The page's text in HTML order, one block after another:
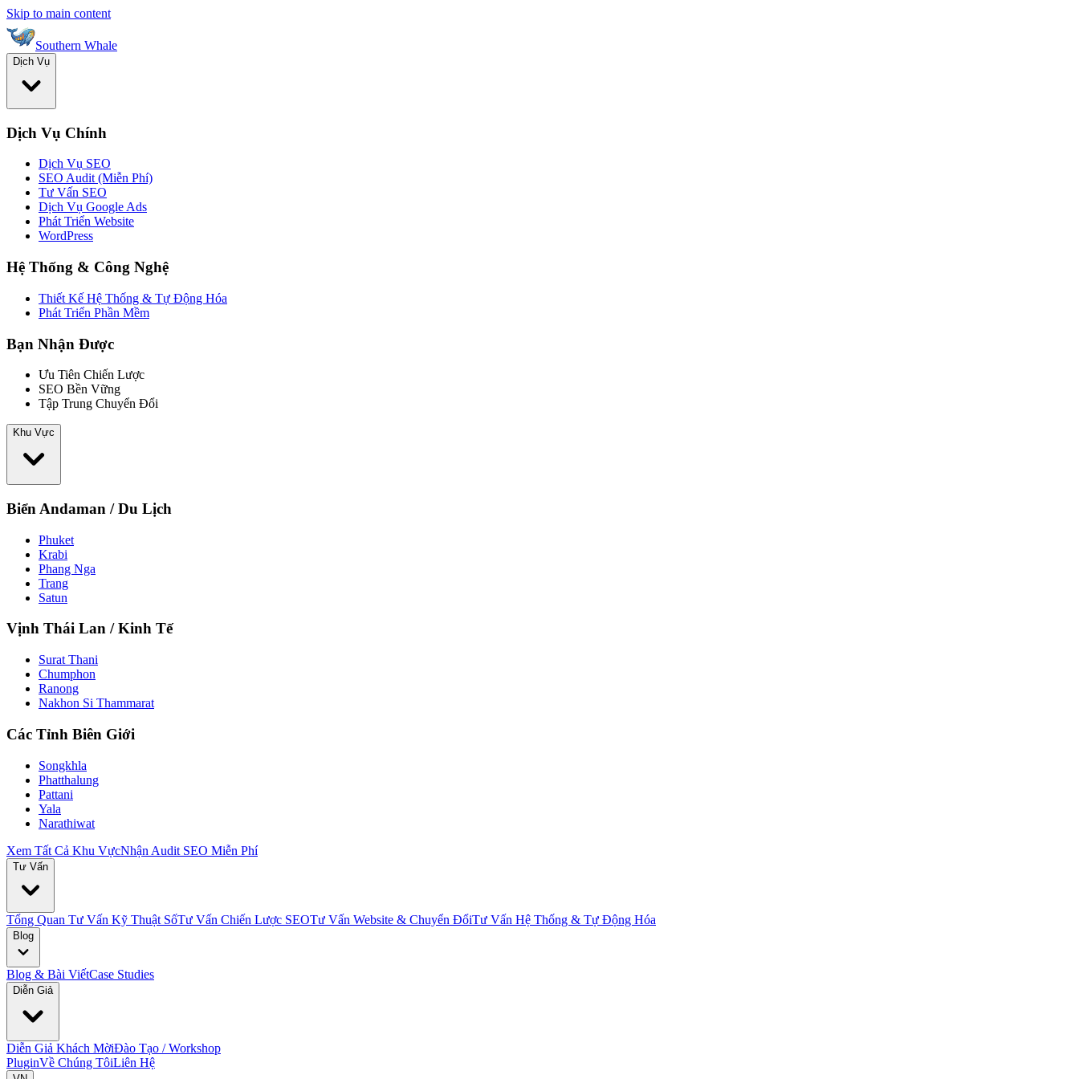
Skip to main content
Southern Whale
Dịch Vụ
Dịch Vụ Chính
Dịch Vụ SEO
SEO Audit (Miễn Phí)
Tư Vấn SEO
Dịch Vụ Google Ads
Phát Triển Website
WordPress
Hệ Thống & Công Nghệ
Thiết Kế Hệ Thống & Tự Động Hóa
Phát Triển Phần Mềm
Bạn Nhận Được
Ưu Tiên Chiến Lược
SEO Bền Vững
Tập Trung Chuyển Đổi
Khu Vực
Biển Andaman / Du Lịch
Phuket
Krabi
Phang Nga
Trang
Satun
Vịnh Thái Lan / Kinh Tế
Surat Thani
Chumphon
Ranong
Nakhon Si Thammarat
Các Tỉnh Biên Giới
Songkhla
Phatthalung
Pattani
Yala
Narathiwat
Xem Tất Cả Khu VựcNhận Audit SEO Miễn Phí
Tư Vấn
Tổng Quan Tư Vấn Kỹ Thuật SốTư Vấn Chiến Lược SEOTư Vấn Website & Chuyển ĐổiTư Vấn Hệ Thống & Tự Động Hóa
Blog
Blog & Bài ViếtCase Studies
Diễn Giả
Diễn Giả Khách MờiĐào Tạo / Workshop
PluginVề Chúng TôiLiên Hệ